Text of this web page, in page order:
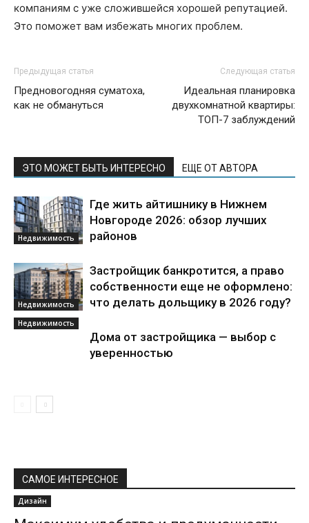
компаниям с уже сложившейся хорошей репутацией.
Это поможет вам избежать многих проблем.
Предыдущая статья
Предновогодняя суматоха,
как не обмануться
Следующая статья
Идеальная планировка
двухкомнатной квартиры:
ТОП-7 заблуждений
ЭТО МОЖЕТ БЫТЬ ИНТЕРЕСНО ЕЩЕ ОТ АВТОРА
Недвижимость
Где жить айтишнику в Нижнем
Новгороде 2026: обзор лучших
районов
Недвижимость
Застройщик банкротится, а право
собственности еще не оформлено:
что делать дольщику в 2026 году?
Недвижимость
Дома от застройщика — выбор с
уверенностью
САМОЕ ИНТЕРЕСНОЕ
Дизайн